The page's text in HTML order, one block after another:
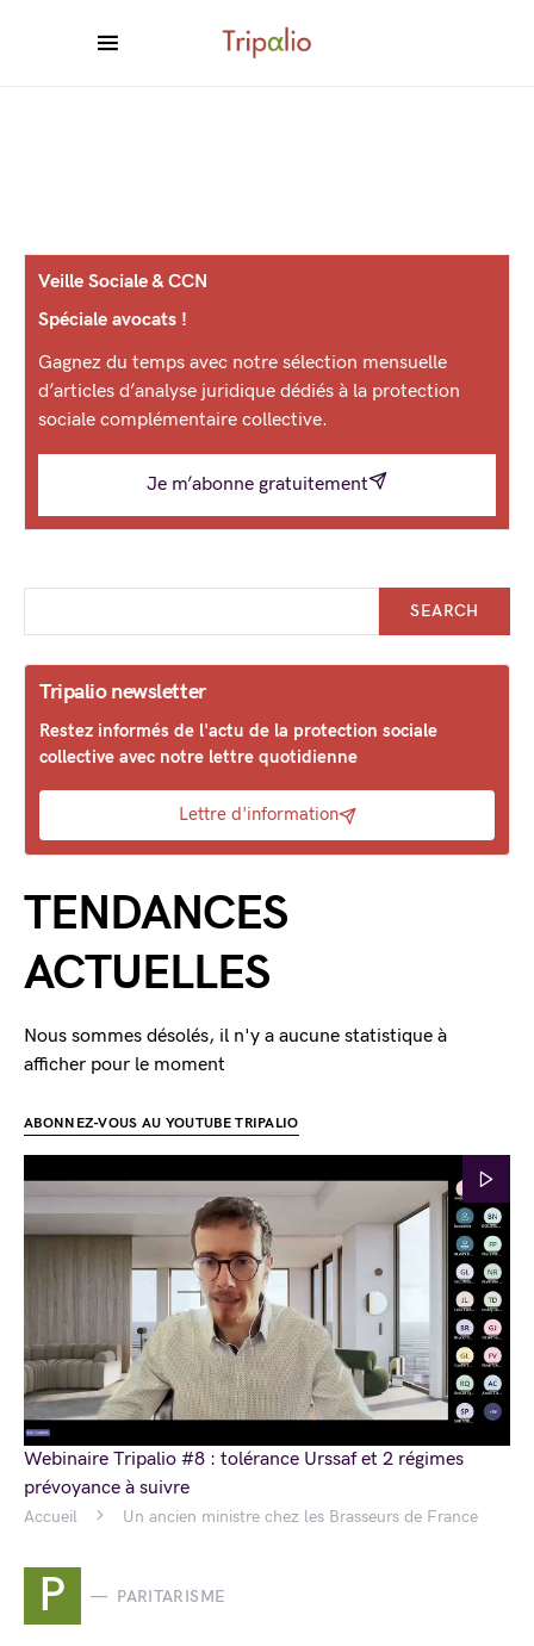
Accueil Un ancien ministre chez les Brasseurs de France
P PARITARISME
Veille Sociale & CCN
Spéciale avocats !
Gagnez du temps avec notre sélection mensuelle
d’articles d’analyse juridique dédiés à la protection
sociale complémentaire collective.
Je m’abonne gratuitement
SEARCH
Tripalio newsletter
Restez informés de l'actu de la protection sociale
collective avec notre lettre quotidienne
Lettre d'information
TENDANCES
ACTUELLES
Nous sommes désolés, il n'y a aucune statistique à
afficher pour le moment
ABONNEZ-VOUS AU YOUTUBE TRIPALIO
Webinaire Tripalio #8 : tolérance Urssaf et 2 régimes
prévoyance à suivre